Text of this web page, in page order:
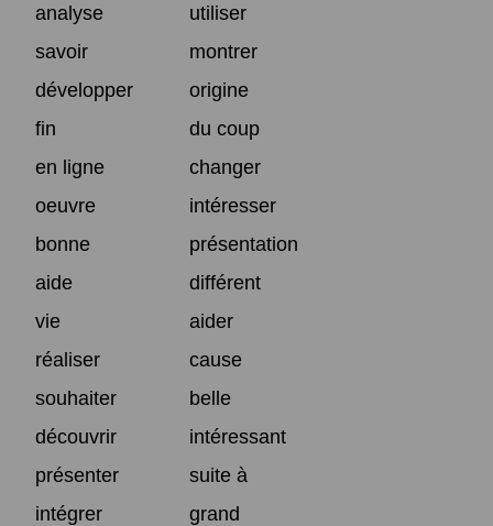
analyse
utiliser
savoir
montrer
développer
origine
fin
du coup
en ligne
changer
oeuvre
intéresser
bonne
présentation
aide
différent
vie
aider
réaliser
cause
souhaiter
belle
découvrir
intéressant
présenter
suite à
intégrer
grand